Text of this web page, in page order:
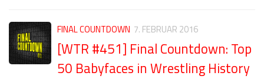
FINAL COUNTDOWN 7. FEBRUAR 2016
[WTR #451] Final Countdown: Top
50 Babyfaces in Wrestling History